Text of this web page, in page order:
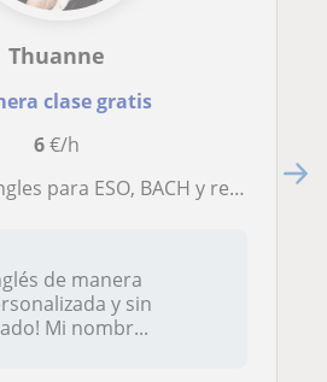
Thuanne
clase gratis
6€/h
BACH y repasos de la EOI hasta el nivel B2
de manera
y sin
Mi nombr...